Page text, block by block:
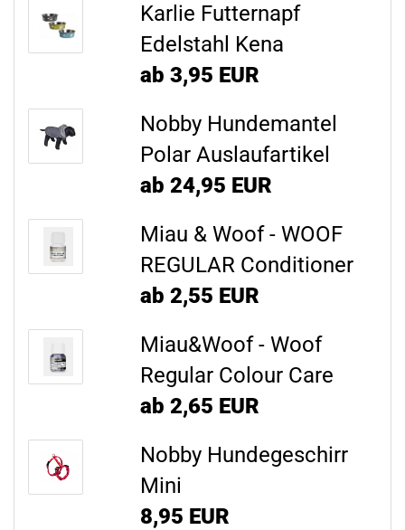
Karlie Futternapf
Edelstahl Kena
ab 3,95 EUR
Nobby Hundemantel
Polar Auslaufartikel
ab 24,95 EUR
Miau & Woof - WOOF
REGULAR Conditioner
ab 2,55 EUR
Miau&Woof - Woof
Regular Colour Care
ab 2,65 EUR
Nobby Hundegeschirr
Mini
8,95 EUR